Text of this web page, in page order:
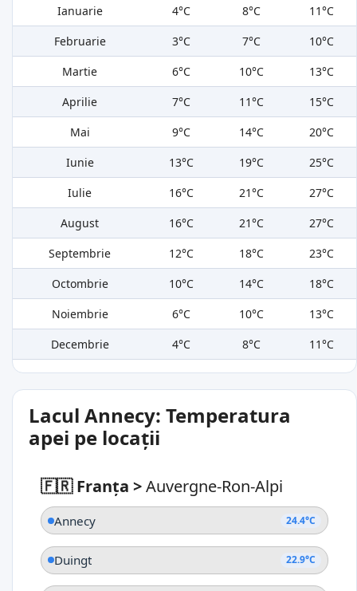
Ianuarie
4°C 8°C
11°C
Februarie
3°C 7°C
10°C
Martie
6°C 10°C
13°C
Aprilie
7°C 11°C
15°C
Mai
9°C 14°C
20°C
Iunie
13°C 19°C
25°C
Iulie
16°C 21°C
27°C
August
16°C 21°C
27°C
Septembrie
12°C 18°C
23°C
Octombrie
10°C 14°C
18°C
Noiembrie
6°C 10°C
13°C
Decembrie
4°C 8°C 11°C
Lacul Annecy: Temperatura
apei pe locații
🇫🇷 Franța >Auvergne-Ron-Alpi
Annecy 24.4°C
Duingt 22.9°C